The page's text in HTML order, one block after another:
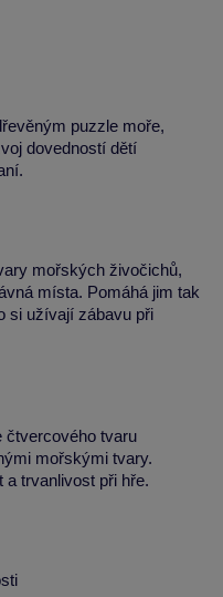
puzzle moře,
dovedností dětí
mořských živočichů,
místa. Pomáhá jim tak
si užívají zábavu při
čtvercového tvaru
mořskými tvary.
a trvanlivost při hře.